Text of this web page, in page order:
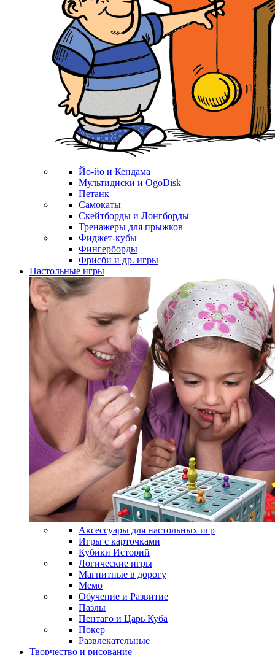
Йо-йо и Кендама
Мультидиски и OgoDisk
Петанк
Самокаты
Скейтборды и Лонгборды
Тренажеры для прыжков
Фиджет-кубы
Фингерборды
Фрисби и др. игры
Настольные игры
Аксессуары для настольных игр
Игры с карточками
Кубики Историй
Логические игры
Магнитные в дорогу
Мемо
Обучение и Развитие
Пазлы
Пентаго и Царь Куба
Покер
Развлекательные
Творчество и рисование